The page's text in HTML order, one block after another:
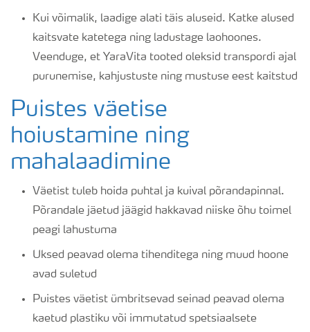
Kui võimalik, laadige alati täis aluseid. Katke alused
kaitsvate katetega ning ladustage laohoones.
Veenduge, et YaraVita tooted oleksid transpordi ajal
purunemise, kahjustuste ning mustuse eest kaitstud
Puistes väetise
hoiustamine ning
mahalaadimine
Väetist tuleb hoida puhtal ja kuival põrandapinnal.
Põrandale jäetud jäägid hakkavad niiske õhu toimel
peagi lahustuma
Uksed peavad olema tihenditega ning muud hoone
avad suletud
Puistes väetist ümbritsevad seinad peavad olema
kaetud plastiku või immutatud spetsiaalsete